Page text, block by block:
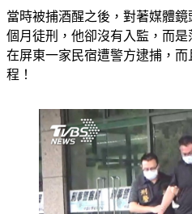
當時被捕酒醒之後，對著媒體
個月徒刑，他卻沒有入監，而
在屏東一家民宿遭警方逮捕，
程！